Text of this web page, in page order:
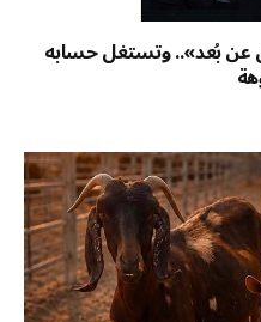
عن بُعد».. وتستغل حسابه